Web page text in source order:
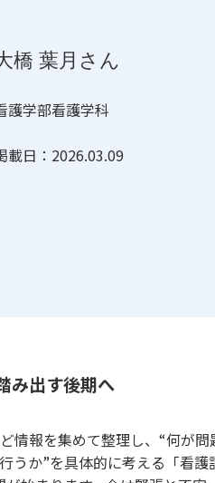
橋 葉月さん
護学部看護学科
載日：2026.03.09
み出す後期へ
情報を集めて整理し、“何が
うか”を具体的に考える「看